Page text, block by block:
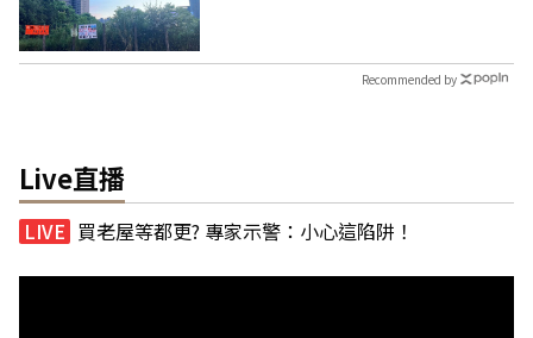
Recommended by
Live直播
買老屋等都更? 專家示警：小心這陷阱！